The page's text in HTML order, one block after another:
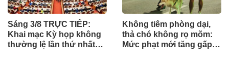
Sáng 3/8 TRỰC TIẾP:
Khai mạc Kỳ họp không
thường lệ lần thứ nhất
Không tiêm phòng dại,
thả chó không rọ mõm:
Mức phạt mới tăng gấp